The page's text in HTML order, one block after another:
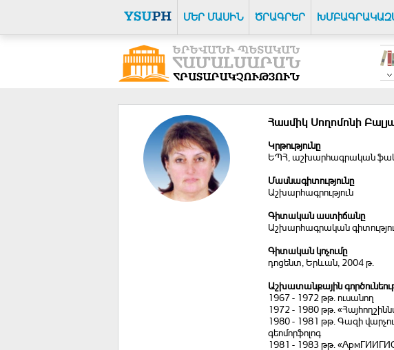
ՄԵՐ ՄԱՍԻՆ ԾՐԱԳՐԵՐ
Հասմիկ Սողոմոնի
Կրթությունը
ԵՊՀ, աշխարհագրական
Մասնագիտությունը
Աշխարհագրություն
Գիտական աստիճանը
Աշխարհագրական
Գիտական կոչումը
դոցենտ, Երևան, 2004 թ.
Աշխատանքային
1967 - 1972 թթ. ուսանող
1972 - 1980 թթ.
1980 - 1981 թթ. Գազի
գեոմորֆոլոգ
1981 - 1983 թթ.